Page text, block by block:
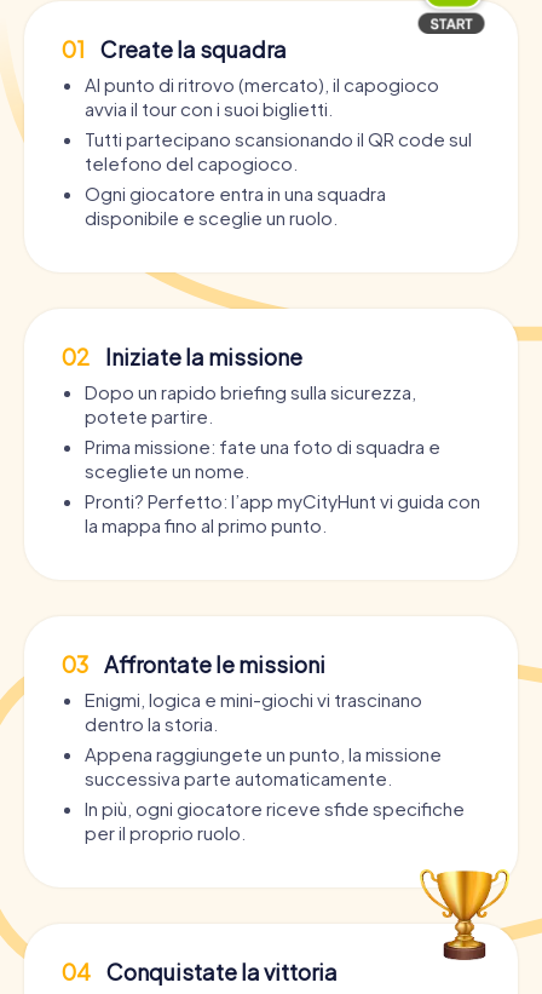
01 Create la squadra
Al punto di ritrovo (mercato), il capogioco
avvia il tour con i suoi biglietti.
Tutti partecipano scansionando il QR code sul
telefono del capogioco.
Ogni giocatore entra in una squadra
disponibile e sceglie un ruolo.
02 Iniziate la missione
Dopo un rapido briefing sulla sicurezza,
potete partire.
Prima missione: fate una foto di squadra e
scegliete un nome.
Pronti? Perfetto: l’app myCityHunt vi guida con
la mappa fino al primo punto.
03 Affrontate le missioni
Enigmi, logica e mini-giochi vi trascinano
dentro la storia.
Appena raggiungete un punto, la missione
successiva parte automaticamente.
In più, ogni giocatore riceve sfide specifiche
per il proprio ruolo.
04 Conquistate la vittoria